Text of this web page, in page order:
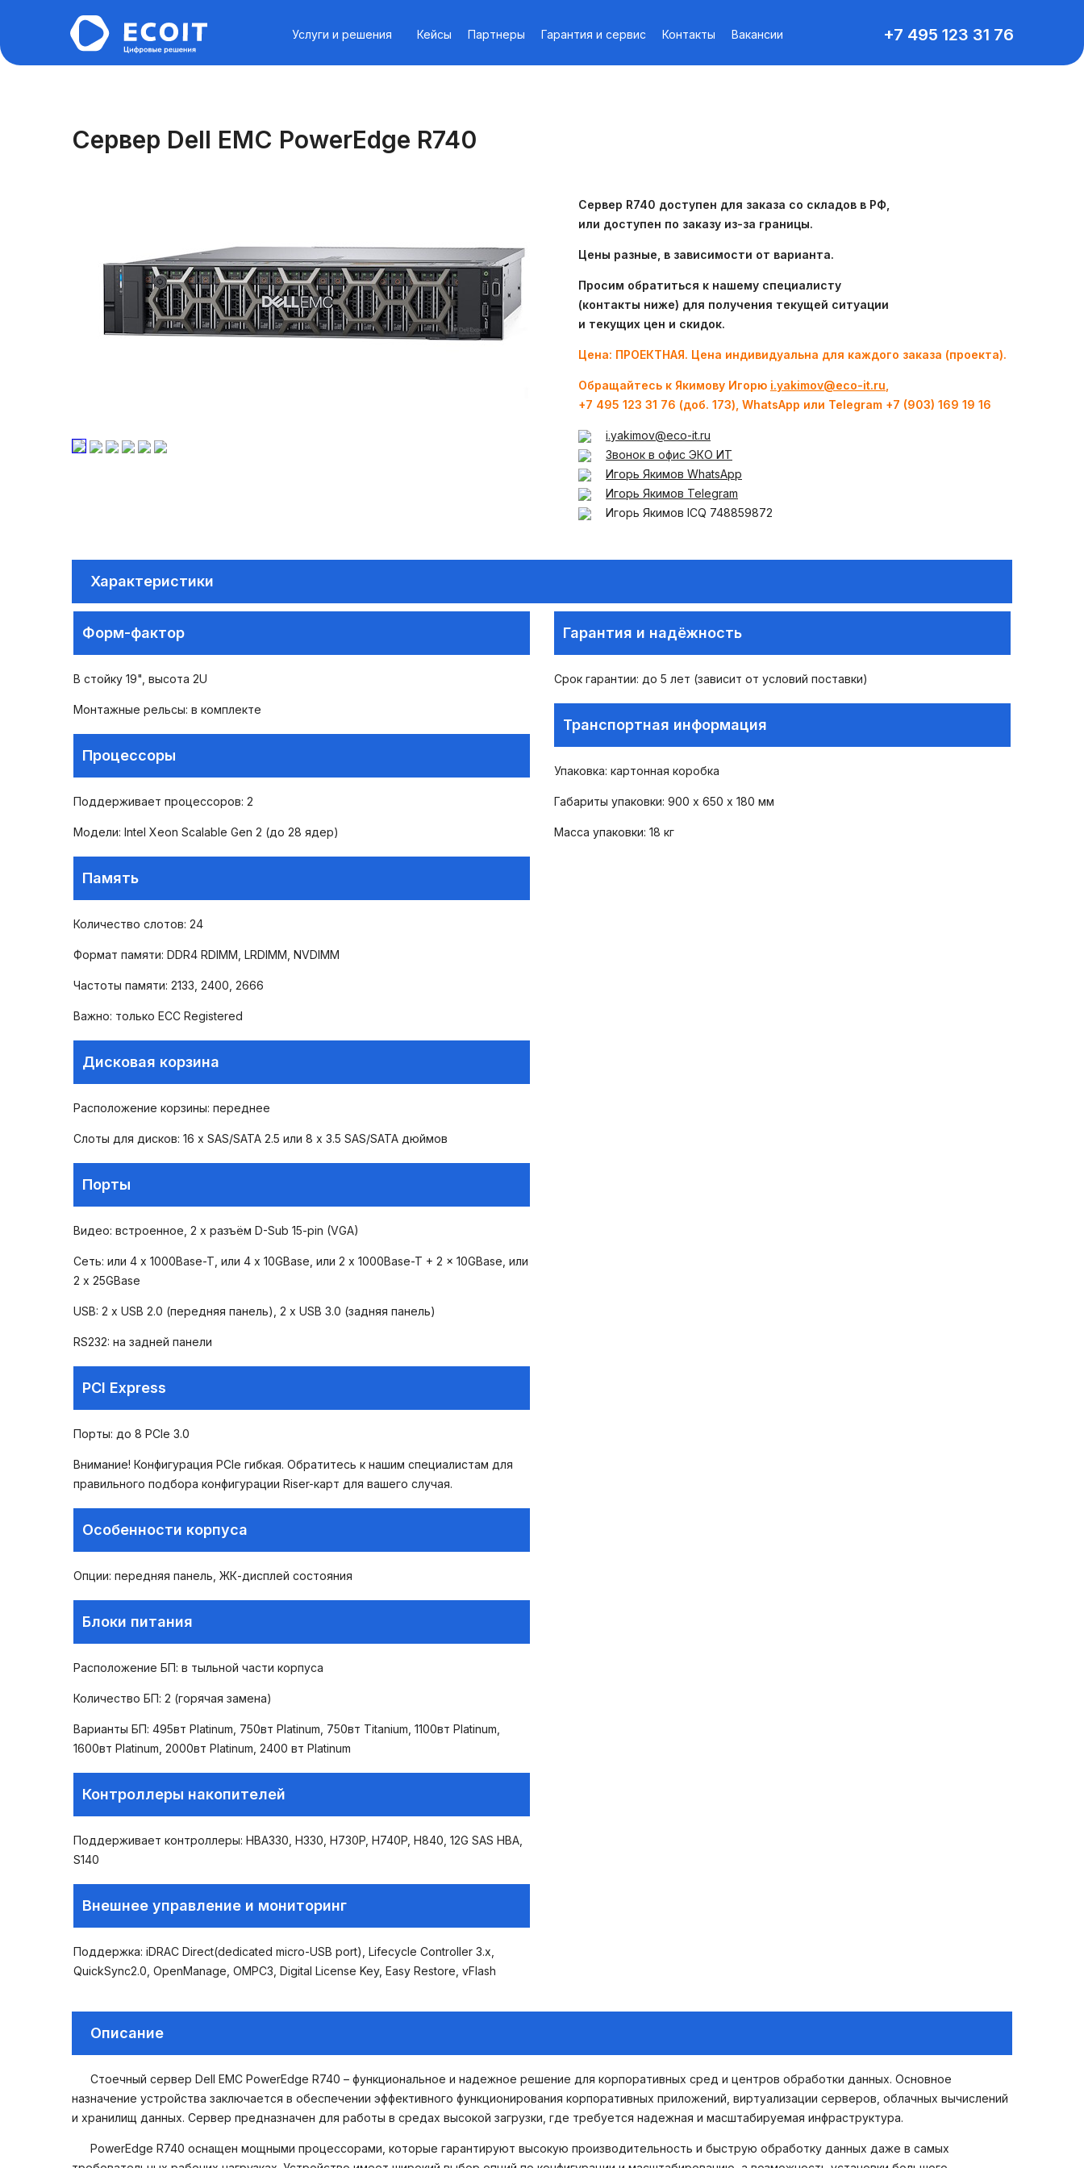
Услуги и решения Кейсы Партнеры Гарантия и сервис Контакты Вакансии +7 495 123 31 76
Сервер Dell EMC PowerEdge R740
Сервер R740 доступен для заказа со складов в РФ,
или доступен по заказу из-за границы.
Цены разные, в зависимости от варианта.
Просим обратиться к нашему специалисту
(контакты ниже) для получения текущей ситуации
и текущих цен и скидок.
Цена: ПРОЕКТНАЯ. Цена индивидуальна для каждого заказа (проекта).
Обращайтесь к Якимову Игорю i.yakimov@eco-it.ru
+7 495 123 31 76 (доб. 173), WhatsApp или Telegram +7 (903) 169 19 16
i.yakimov@eco-it.ru
Звонок в офис ЭКО ИТ
Игорь Якимов WhatsApp
Игорь Якимов Telegram
Игорь Якимов ICQ 748859872
Характеристики
Форм-фактор
В стойку 19", высота 2U
Монтажные рельсы: в комплекте
Процессоры
Поддерживает процессоров: 2
Модели: Intel Xeon Scalable Gen 2 (до 28 ядер)
Память
Количество слотов: 24
Формат памяти: DDR4 RDIMM, LRDIMM, NVDIMM
Частоты памяти: 2133, 2400, 2666
Важно: только ECC Registered
Дисковая корзина
Расположение корзины: переднее
Слоты для дисков: 16 х SAS/SATA 2.5 или 8 x 3.5 SAS/SATA дюймов
Порты
Видео: встроенное, 2 x разъём D-Sub 15-pin (VGA)
Сеть: или 4 х 1000Base-T, или 4 x 10GBase, или 2 х 1000Base-T + 2 x 10GBase, или
2 x 25GBase
USB: 2 x USB 2.0 (передняя панель), 2 x USB 3.0 (задняя панель)
RS232: на задней панели
PCI Express
Порты: до 8 PCIe 3.0
Внимание! Конфигурация PCIe гибкая. Обратитесь к нашим специалистам для
правильного подбора конфигурации Riser-карт для вашего случая.
Особенности корпуса
Опции: передняя панель, ЖК-дисплей состояния
Блоки питания
Расположение БП: в тыльной части корпуса
Количество БП: 2 (горячая замена)
Варианты БП: 495вт Platinum, 750вт Platinum, 750вт Titanium, 1100вт Platinum,
1600вт Platinum, 2000вт Platinum, 2400 вт Platinum
Контроллеры накопителей
Поддерживает контроллеры: HBA330, H330, H730P, H740P, H840, 12G SAS HBA,
S140
Внешнее управление и мониторинг
Поддержка: iDRAC Direct(dedicated micro-USB port), Lifecycle Controller 3.x,
QuickSync2.0, OpenManage, OMPC3, Digital License Key, Easy Restore, vFlash
Гарантия и надёжность
Срок гарантии: до 5 лет (зависит от условий поставки)
Транспортная информация
Упаковка: картонная коробка
Габариты упаковки: 900 х 650 х 180 мм
Масса упаковки: 18 кг
Описание
Стоечный сервер Dell EMC PowerEdge R740 – функциональное и надежное решение для корпоративных сред и центров обработки данных. Основное
назначение устройства заключается в обеспечении эффективного функционирования корпоративных приложений, виртуализации серверов, облачных вычислений
и хранилищ данных. Сервер предназначен для работы в средах высокой загрузки, где требуется надежная и масштабируемая инфраструктура.
PowerEdge R740 оснащен мощными процессорами, которые гарантируют высокую производительность и быструю обработку данных даже в самых